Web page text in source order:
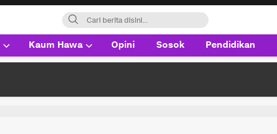
Kaum Hawa Opini Sosok Pendidikan